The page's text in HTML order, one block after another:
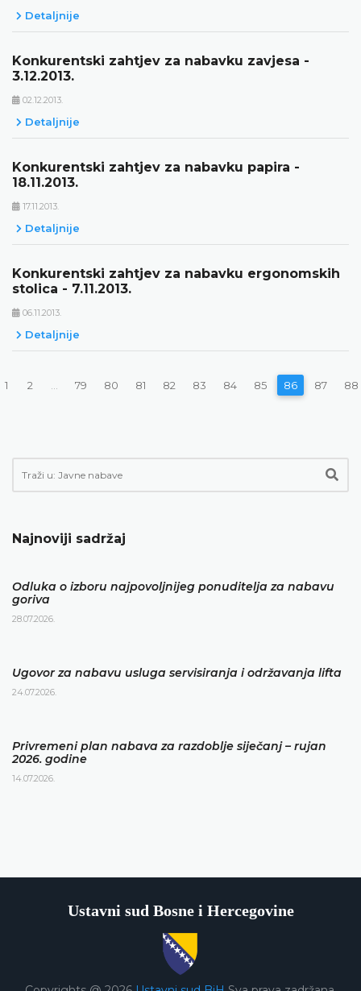
Detaljnije
Konkurentski zahtjev za nabavku zavjesa -
3.12.2013.
02.12.2013.
Detaljnije
Konkurentski zahtjev za nabavku papira -
18.11.2013.
17.11.2013.
Detaljnije
Konkurentski zahtjev za nabavku ergonomskih
stolica - 7.11.2013.
06.11.2013.
Detaljnije
1 2 79 80 81 82 83 84 85 86 87 88
Najnoviji sadržaj
Odluka o izboru najpovoljnijeg ponuditelja za nabavu
goriva
28.07.2026.
Ugovor za nabavu usluga servisiranja i održavanja lifta
24.07.2026.
Privremeni plan nabava za razdoblje siječanj – rujan
2026. godine
14.07.2026.
Ustavni sud Bosne i Hercegovine